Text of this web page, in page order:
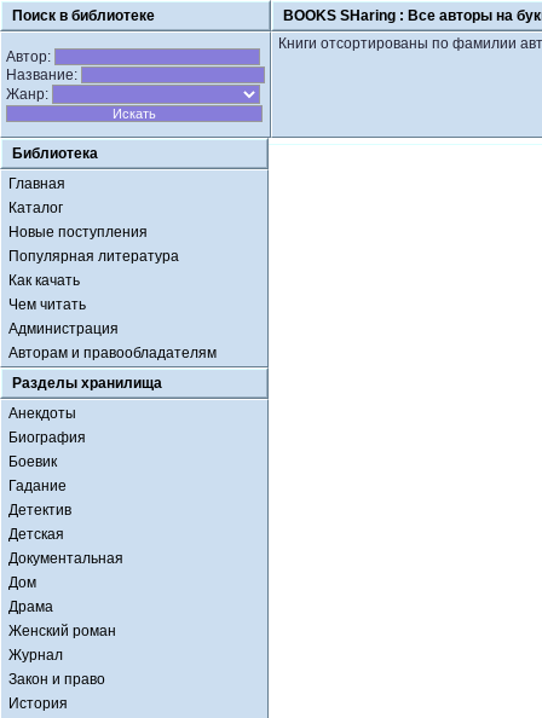
Поиск в библиотеке BOOKS SHaring : Все авторы на
Автор:
Название:
Жанр:
Книги отсортированы по фамилии
Библиотека
Главная
Каталог
Новые поступления
Популярная литература
Как качать
Чем читать
Администрация
Авторам и правообладателям
Разделы хранилища
Анекдоты
Биография
Боевик
Гадание
Детектив
Детская
Документальная
Дом
Драма
Женский роман
Журнал
Закон и право
История